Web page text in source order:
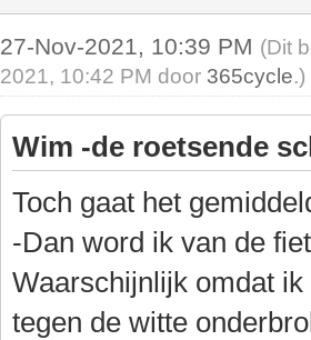
27-Nov-2021, 10:39 PM (Dit
2021, 10:42 PM door 365cycle.)
Wim -de roetsende
Toch gaat het
-Dan word ik van de
Waarschijnlijk omdat
tegen de witte